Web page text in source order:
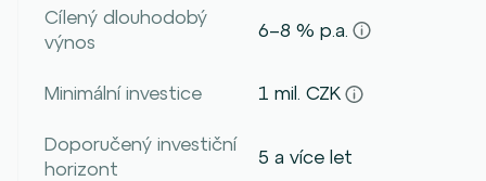
Cílený dlouhodobý
výnos
6–8 % p.a.
Minimální investice 1 mil. CZK
Doporučený investiční
horizont
5 a více let